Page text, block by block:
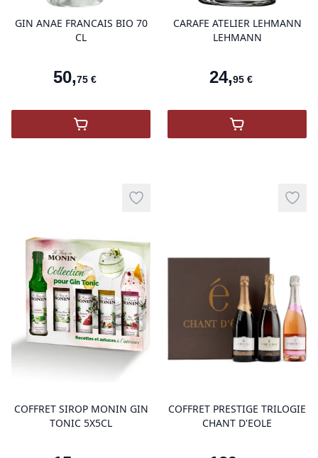
GIN ANAE FRANCAIS BIO 70
CL
50,75 €
,GIN ANAE FRANCAIS BIO
CARAFE ATELIER LEHMANN
LEHMANN
24,95 €
,Carafe Atelier
COFFRET SIROP MONIN GIN
TONIC 5X5CL
Add to wishlist
product variant items in cart, view
COFFRET PRESTIGE TRILOGIE
CHANT D'EOLE
Add